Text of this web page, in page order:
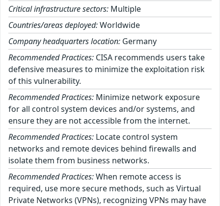
Critical infrastructure sectors: Multiple
Countries/areas deployed:Worldwide
Company headquarters location: Germany
Recommended Practices: CISA recommends users take
defensive measures to minimize the exploitation risk
of this vulnerability.
Recommended Practices: Minimize network exposure
for all control system devices and/or systems, and
ensure they are not accessible from the internet.
Recommended Practices: Locate control system
networks and remote devices behind firewalls and
isolate them from business networks.
Recommended Practices:When remote access is
required, use more secure methods, such as Virtual
Private Networks (VPNs), recognizing VPNs may have